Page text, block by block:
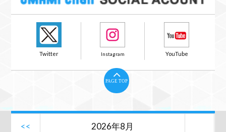
PAGE TOP
<< 2026年8月